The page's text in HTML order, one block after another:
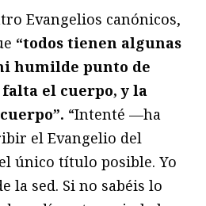
Evangelios canónicos,
“todos tienen algunas
humilde punto de
el cuerpo, y la
“Intenté —ha
el Evangelio del
único título posible. Yo
la sed. Si no sabéis lo